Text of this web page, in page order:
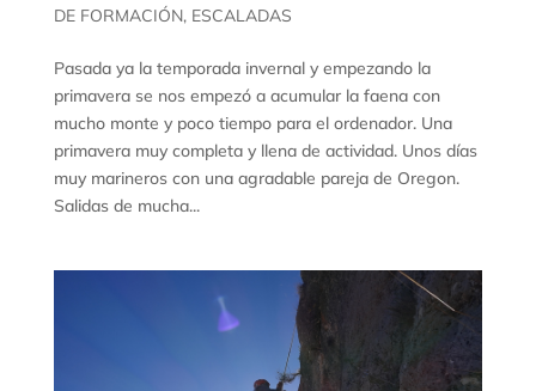
DE FORMACIÓN, ESCALADAS
Pasada ya la temporada invernal y empezando la
primavera se nos empezó a acumular la faena con
mucho monte y poco tiempo para el ordenador. Una
primavera muy completa y llena de actividad. Unos días
muy marineros con una agradable pareja de Oregon.
Salidas de mucha...